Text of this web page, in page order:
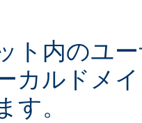
ト内のユ
カルドメ
す。